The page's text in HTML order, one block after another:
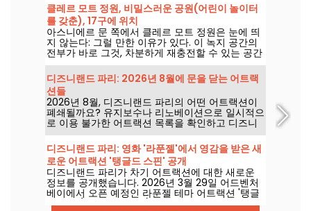
클레르 모트 정원, 비밀스러운 공원(어린이 놀이터
를 갖춘), 17구에 위치
아스니에르 문 쪽에서 클레르 모트 정원은 눈에 띄
지 않는다: 그럴 만한 이유가 있다. 이 녹지 공간의
전부가 바로 그것, 차분하게 재충전할 수 있는 공간
을 제공하는 것이 목표다.
디즈니랜드 파리: 2026년 8월에 문을 닫는 어트랙
션들
2026년 8월, 디즈니랜드 파리의 어떤 어트랙션이
폐쇄될까요? 유지보수나 리노베이션으로 일시적으
로 이용 불가한 어트랙션 목록을 확인하고 디즈니
파크 방문 계획을 준비하세요.
디즈니랜드 파리: 영화 '라푼젤'에서 영감을 받은 새
로운 어트랙션 '탱글드 스핀' 공개
디즈니랜드 파리가 차기 어트랙션에 대한 새로운
정보를 공개했습니다. 2026년 3월 29일 어드벤처
베이에서 오픈 예정인 라푼젤 테마 어트랙션 '탱글
드 스핀(Tangled Spin)'에 대해 알려진 내용은 다